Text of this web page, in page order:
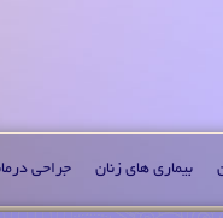
بیماری های زنان جراحی